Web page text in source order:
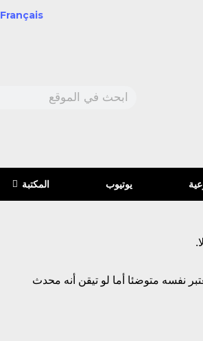
Français
يوتيوب المكتبة
نفسه متوضئا أما لو تيقن أنه محدث